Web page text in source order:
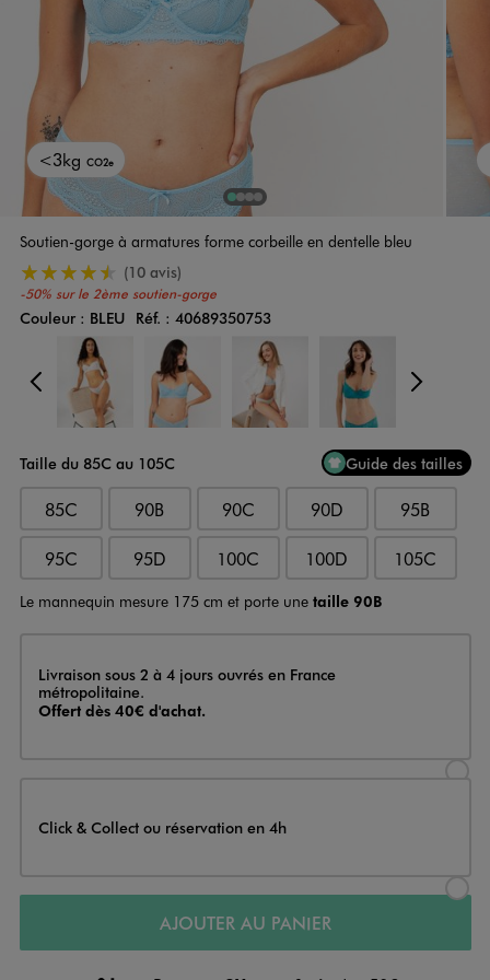
<3kg CO2e
1Sur 4
2Sur 4
3Sur 4
4 Sur 4
Soutien-gorge à armatures forme corbeille en dentelle bleu
-50% sur le 2ème soutien-gorge
4.5/5 de moyenne
(10 avis)
Couleur
Couleur : BLEU Réf. : 40689350753
Choisissez votre Couleur
Précédent
Taille du 85C au 105C Guide des tailles
85C 90B 90C 90D 95B
95C 95D 100C 100D 105C
Le mannequin mesure 175 cm et porte une taille 90B
Livraison
Livraison sous 2 à 4 jours ouvrés en France
métropolitaine.
Offert dès 40€ d'achat.
Click & Collect ou réservation en 4h
AJOUTER AU PANIER